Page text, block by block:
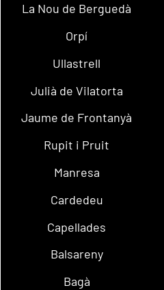
La Nou de Berguedà
Orpí
Ullastrell
Julià de Vilatorta
Jaume de Frontanyà
Rupit i Pruit
Manresa
Cardedeu
Capellades
Balsareny
Bagà